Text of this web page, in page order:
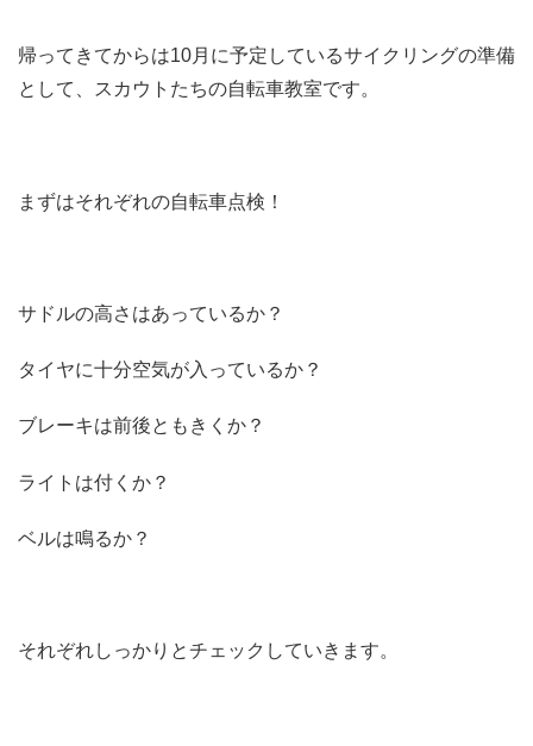
帰ってきてからは10月に予定しているサイクリングの準備
として、スカウトたちの自転車教室です。
まずはそれぞれの自転車点検！
サドルの高さはあっているか？
タイヤに十分空気が入っているか？
ブレーキは前後ともきくか？
ライトは付くか？
ベルは鳴るか？
それぞれしっかりとチェックしていきます。